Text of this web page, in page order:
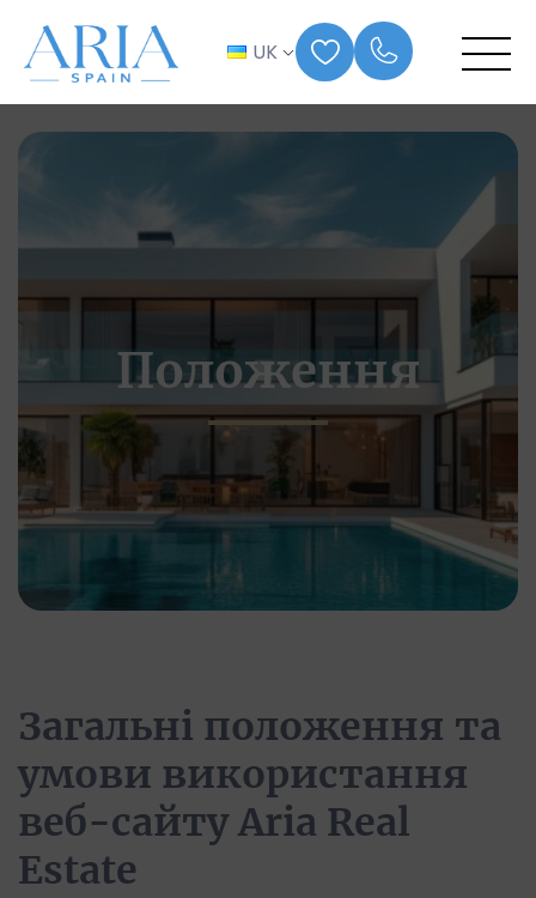
UK
Положення
Загальні положення та
умови використання
веб-сайту Aria Real
Estate